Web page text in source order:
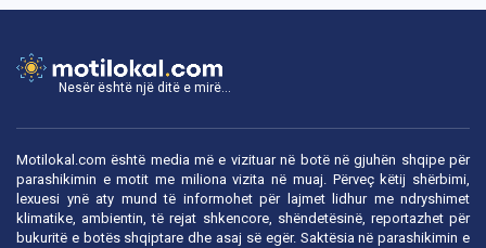
Nesër është një ditë e mirë...
Motilokal.com është media më e vizituar në botë në gjuhën shqipe për
parashikimin e motit me miliona vizita në muaj. Përveç këtij shërbimi,
lexuesi ynë aty mund të informohet për lajmet lidhur me ndryshimet
klimatike, ambientin, të rejat shkencore, shëndetësinë, reportazhet për
bukuritë e botës shqiptare dhe asaj së egër. Saktësia në parashikimin e